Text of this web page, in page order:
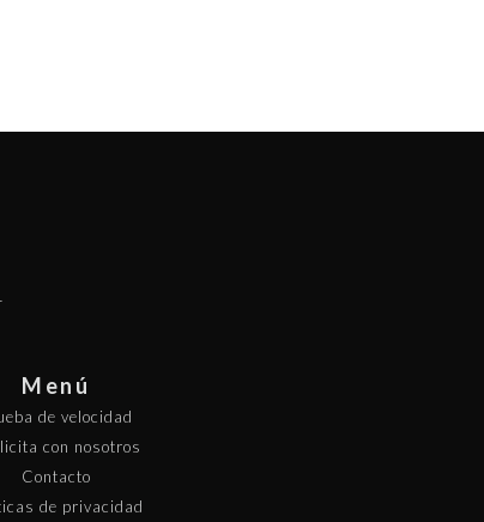
Menú
de velocidad
con nosotros
Contacto
de privacidad